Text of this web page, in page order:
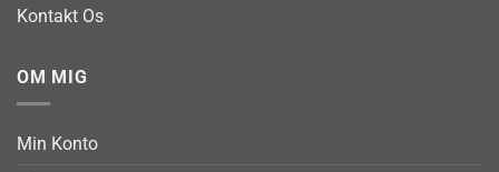
Kontakt Os
OM MIG
Min Konto